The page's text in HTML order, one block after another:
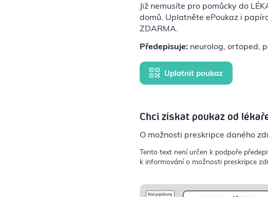
Již nemusíte pro pomůcky do
domů. Uplatněte ePoukaz i
ZDARMA.
Předepisuje: neurolog, ortoped,
Uplatnit poukaz
Chci získat poukaz od
O možnosti preskripce daného
Tento text není určen k podpoře
k informování o možnosti preskripce